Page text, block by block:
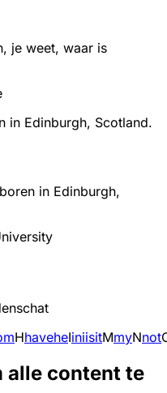
je weet, waar is
in Edinburgh, Scotland.
in Edinburgh,
HhaveheIiniisitMmyNnot
alle content te